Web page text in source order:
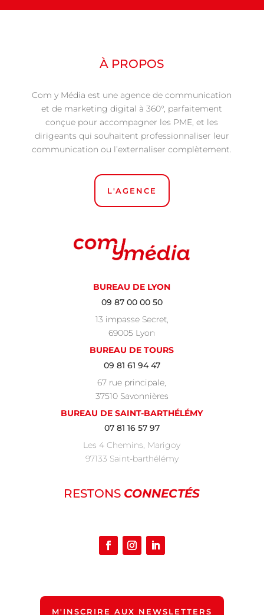
À PROPOS
Com y Média est une agence de communication
et de marketing digital à 360°, parfaitement
conçue pour accompagner les PME, et les
dirigeants qui souhaitent professionnaliser leur
communication ou l’externaliser complètement.
L'AGENCE
BUREAU DE LYON
09 87 00 00 50
13 impasse Secret,
69005 Lyon
BUREAU DE TOURS
09 81 61 94 47
67 rue principale,
37510 Savonnières
BUREAU DE SAINT-BARTHÉLÉMY
07 81 16 57 97
Les 4 Chemins, Marigoy
97133 Saint-barthélémy
RESTONS CONNECTÉS
M'INSCRIRE AUX NEWSLETTERS